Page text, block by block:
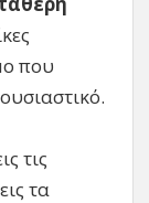
που
τις
τα